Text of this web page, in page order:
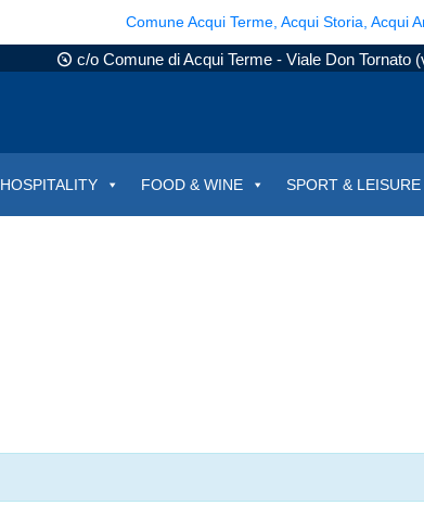
Comune Acqui Terme, Acqui Storia, Acqui
c/o Comune di Acqui Terme - Viale Don Tornato
HOSPITALITY FOOD & WINE SPORT & LEISURE